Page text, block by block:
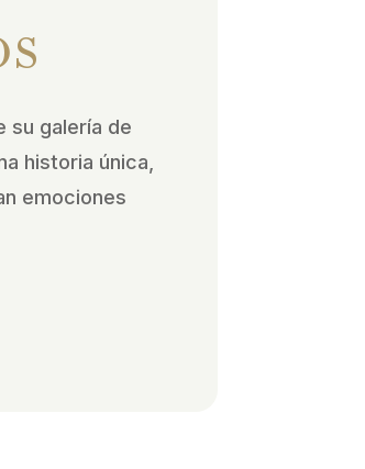
su galería de
historia única,
emociones